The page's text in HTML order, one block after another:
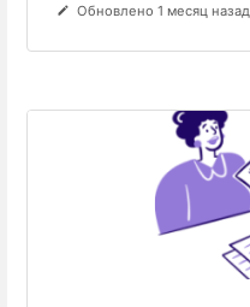
Обновлено 1 месяц назад